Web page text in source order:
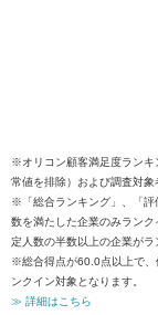
※オリコン顧客満足度ランキ
常値を排除）および調査対象
※「総合ランキング」、「評
数を満たした企業のみラン
定人数の半数以上の企業がラ
※総合得点が60.0点以上で、
ンクイン対象となります。
≫ 詳細はこちら